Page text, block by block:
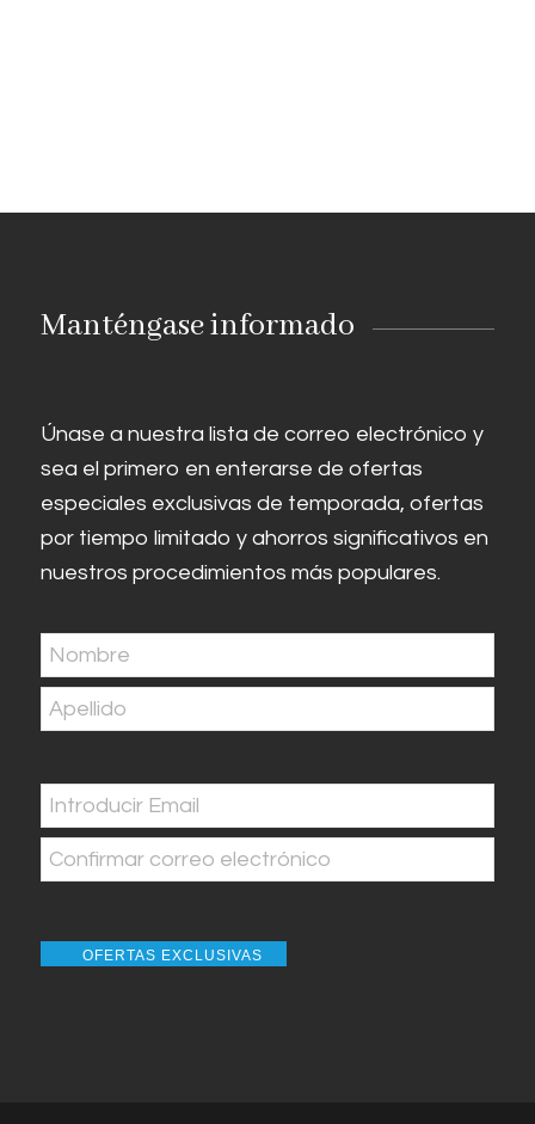
Manténgase informado
Únase a nuestra lista de correo electrónico y
sea el primero en enterarse de ofertas
especiales exclusivas de temporada, ofertas
por tiempo limitado y ahorros significativos en
nuestros procedimientos más populares.
Nombre(Obligatorio)
En
primer
Correo
electrónico(Obligatorio)
Introducir
Email
correo
electrónico
OFERTAS EXCLUSIVAS